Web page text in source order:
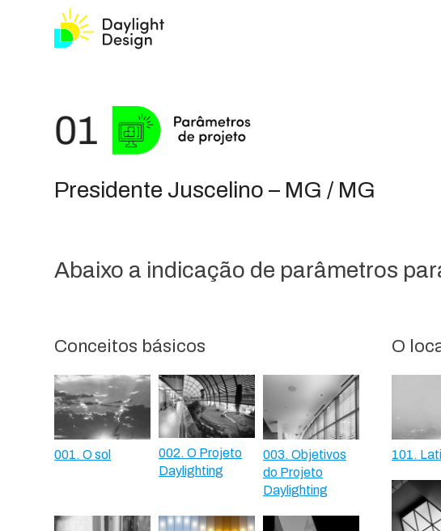
Presidente Juscelino – MG / MG
Abaixo a indicação de parâmetros
Conceitos básicos
001. O sol
002. O Projeto
Daylighting
003. Objetivos
do Projeto
Daylighting
O
101.